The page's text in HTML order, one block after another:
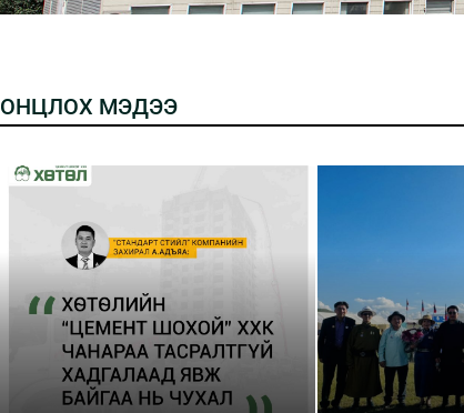
ОНЦЛОХ МЭДЭЭ